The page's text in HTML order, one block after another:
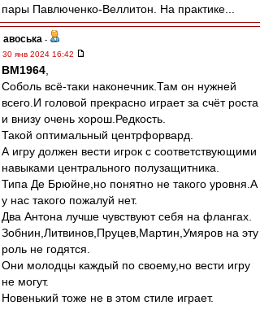
пары Павлюченко-Веллитон. На практике...
авоська -
30 янв 2024 16:42
BM1964
Соболь всё-таки наконечник.Там он нужней
всего.И головой прекрасно играет за счёт роста
и внизу очень хорош.Редкость.
Такой оптимальный центрфорвард.
А игру должен вести игрок с соответствующими
навыками центрального полузащитника.
Типа Де Брюйне,но понятно не такого уровня.А
у нас такого пожалуй нет.
Два Антона лучше чувствуют себя на флангах.
Зобнин,Литвинов,Пруцев,Мартин,Умяров на эту
роль не годятся.
Они молодцы каждый по своему,но вести игру
не могут.
Новенький тоже не в этом стиле играет.